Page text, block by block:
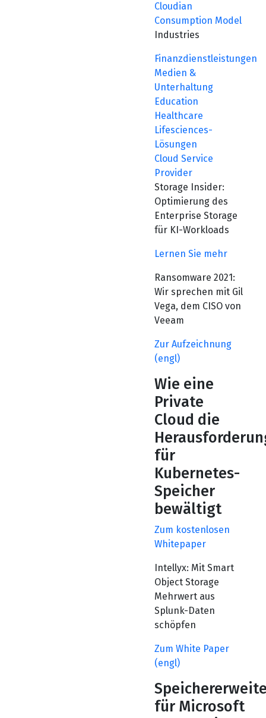
Cloudian
Consumption Model
Industries
Finanzdienstleistungen
Medien &
Unterhaltung
Education
Healthcare
Lifesciences-
Lösungen
Cloud Service
Provider
Storage Insider:
Optimierung des
Enterprise Storage
für KI-Workloads
Lernen Sie mehr
Ransomware 2021:
Wir sprechen mit Gil
Vega, dem CISO von
Veeam
Zur Aufzeichnung
(engl)
Wie eine
Private
Cloud die
für
Kubernetes-
Speicher
bewältigt
Zum kostenlosen
Whitepaper
Intellyx: Mit Smart
Object Storage
Mehrwert aus
Splunk-Daten
schöpfen
Zum White Paper
(engl)
für Microsoft